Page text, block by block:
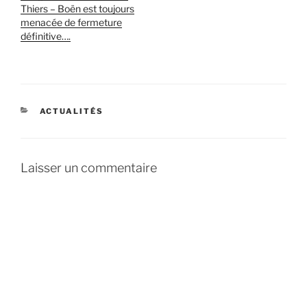
Thiers – Boën est toujours
menacée de fermeture
définitive….
CATÉGORIES
ACTUALITÉS
Laisser un commentaire